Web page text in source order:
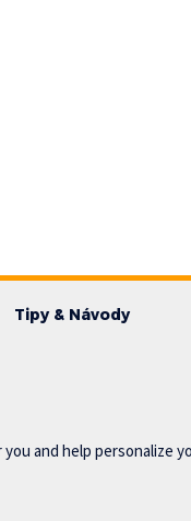
Tipy & Návody
and help personalize